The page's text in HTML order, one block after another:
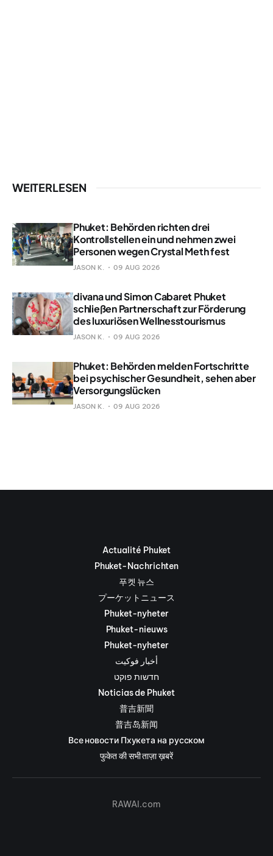
WEITERLESEN
Phuket: Behörden richten drei
Kontrollstellen ein und nehmen zwei
Personen wegen Crystal Meth fest
JASON K. 09 AUG 2026
divana und Simon Cabaret Phuket
schließen Partnerschaft zur Förderung
des luxuriösen Wellnesstourismus
JASON K. 09 AUG 2026
Phuket: Behörden melden Fortschritte
bei psychischer Gesundheit, sehen aber
Versorgungslücken
JASON K. 09 AUG 2026
Actualité Phuket
Phuket-Nachrichten
푸켓 뉴스
プーケットニュース
Phuket-nyheter
Phuket-nieuws
Phuket-nyheter
أخبار فوكيت
חדשות פוקט
Noticias de Phuket
普吉新聞
普吉岛新闻
Все новости Пхукета на русском
फुकेत की सभी ताज़ा ख़बरें
RAWAI.com